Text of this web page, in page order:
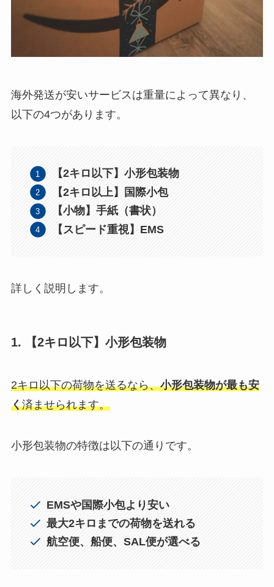
海外発送が安いサービスは重量によって異なり、
以下の4つがあります。
【2キロ以下】小形包装物
【2キロ以上】国際小包
【小物】手紙（書状）
【スピード重視】EMS
詳しく説明します。
1. 【2キロ以下】小形包装物
2キロ以下の荷物を送るなら、小形包装物が最も安
く済ませられます。
小形包装物の特徴は以下の通りです。
EMSや国際小包より安い
最大2キロまでの荷物を送れる
航空便、船便、SAL便が選べる